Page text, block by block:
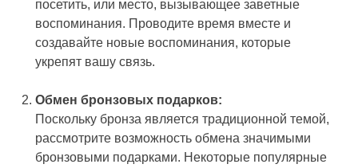
посетить, или место, вызывающее заветные
воспоминания. Проводите время вместе и
создавайте новые воспоминания, которые
укрепят вашу связь.
Обмен бронзовых подарков:
Поскольку бронза является традиционной темой,
рассмотрите возможность обмена значимыми
бронзовыми подарками. Некоторые популярные